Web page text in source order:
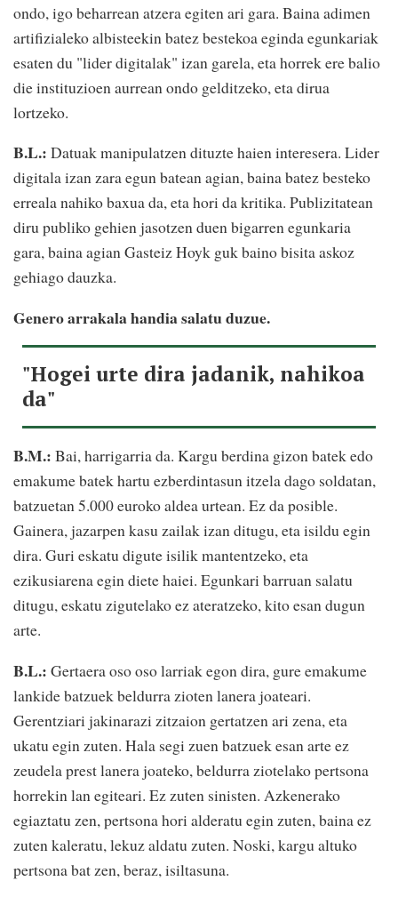
ondo, igo beharrean atzera egiten ari gara. Baina adimen
artifizialeko albisteekin batez bestekoa eginda egunkariak
esaten du "lider digitalak" izan garela, eta horrek ere balio
die instituzioen aurrean ondo gelditzeko, eta dirua
lortzeko.
B.L.: Datuak manipulatzen dituzte haien interesera. Lider
digitala izan zara egun batean agian, baina batez besteko
erreala nahiko baxua da, eta hori da kritika. Publizitatean
diru publiko gehien jasotzen duen bigarren egunkaria
gara, baina agian Gasteiz Hoyk guk baino bisita askoz
gehiago dauzka.
Genero arrakala handia salatu duzue.
"Hogei urte dira jadanik, nahikoa
da"
B.M.: Bai, harrigarria da. Kargu berdina gizon batek edo
emakume batek hartu ezberdintasun itzela dago soldatan,
batzuetan 5.000 euroko aldea urtean. Ez da posible.
Gainera, jazarpen kasu zailak izan ditugu, eta isildu egin
dira. Guri eskatu digute isilik mantentzeko, eta
ezikusiarena egin diete haiei. Egunkari barruan salatu
ditugu, eskatu zigutelako ez ateratzeko, kito esan dugun
arte.
B.L.: Gertaera oso oso larriak egon dira, gure emakume
lankide batzuek beldurra zioten lanera joateari.
Gerentziari jakinarazi zitzaion gertatzen ari zena, eta
ukatu egin zuten. Hala segi zuen batzuek esan arte ez
zeudela prest lanera joateko, beldurra ziotelako pertsona
horrekin lan egiteari. Ez zuten sinisten. Azkenerako
egiaztatu zen, pertsona hori alderatu egin zuten, baina ez
zuten kaleratu, lekuz aldatu zuten. Noski, kargu altuko
pertsona bat zen, beraz, isiltasuna.